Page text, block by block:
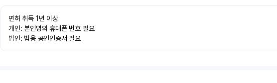
면허 취득 1년 이상
개인: 본인명의 휴대폰 번호 필요
법인: 범용 공인인증서 필요